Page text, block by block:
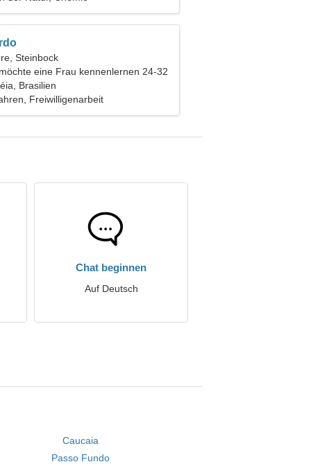
Steinbock
eine Frau kennenlernen 24-32
Brasilien
Freiwilligenarbeit
Chat beginnen
Auf Deutsch
Caucaia
Passo Fundo